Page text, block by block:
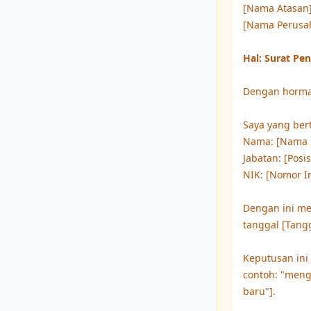
[Nama
[Nama
Hal: Surat
Dengan
Saya yang
Nama: [Nama
Jabatan:
NIK: [Nomor
Dengan ini
tanggal
Keputusan
contoh:
baru"].